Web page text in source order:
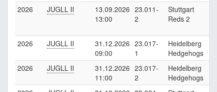
2026
JUGLL II
13.09.2026
13:00
23.011-
2
Stuttgart
Reds 2
2026
JUGLL II
31.12.2026
09:00
23.017-
1
Heidelberg
Hedgehogs
2026
JUGLL II
31.12.2026
11:00
23.017-
2
Heidelberg
Hedgehogs